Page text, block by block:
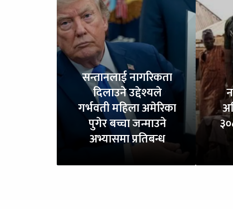
सन्तानलाई नागरिकता
दिलाउने उद्देश्यले
गर्भवती महिला अमेरिका
पुगेर बच्चा जन्माउने
अभ्यासमा प्रतिबन्ध